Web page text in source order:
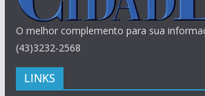
O melhor complemento para sua
(43)3232-2568
LINKS